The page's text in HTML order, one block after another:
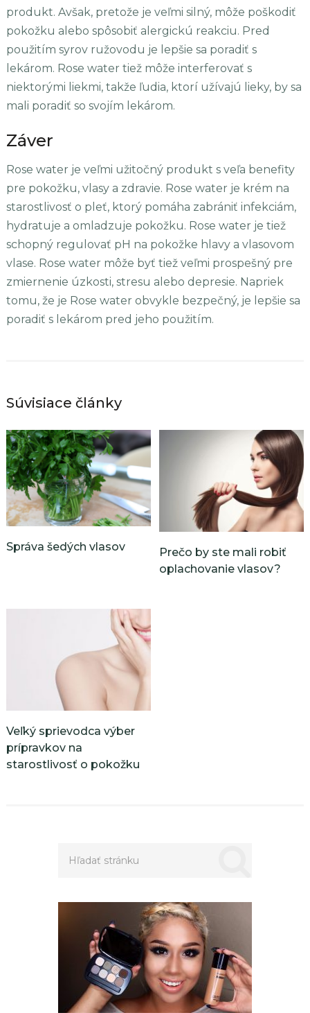
produkt. Avšak, pretože je veľmi silný, môže poškodiť
pokožku alebo spôsobiť alergickú reakciu. Pred
použitím syrov ružovodu je lepšie sa poradiť s
lekárom. Rose water tiež môže interferovať s
niektorými liekmi, takže ľudia, ktorí užívajú lieky, by sa
mali poradiť so svojím lekárom.
Záver
Rose water je veľmi užitočný produkt s veľa benefity
pre pokožku, vlasy a zdravie. Rose water je krém na
starostlivosť o pleť, ktorý pomáha zabrániť infekciám,
hydratuje a omladzuje pokožku. Rose water je tiež
schopný regulovať pH na pokožke hlavy a vlasovom
vlase. Rose water môže byť tiež veľmi prospešný pre
zmiernenie úzkosti, stresu alebo depresie. Napriek
tomu, že je Rose water obvykle bezpečný, je lepšie sa
poradiť s lekárom pred jeho použitím.
Súvisiace články
Správa šedých vlasov
Prečo by ste mali robiť
oplachovanie vlasov?
Veľký sprievodca výber
prípravkov na
starostlivosť o pokožku